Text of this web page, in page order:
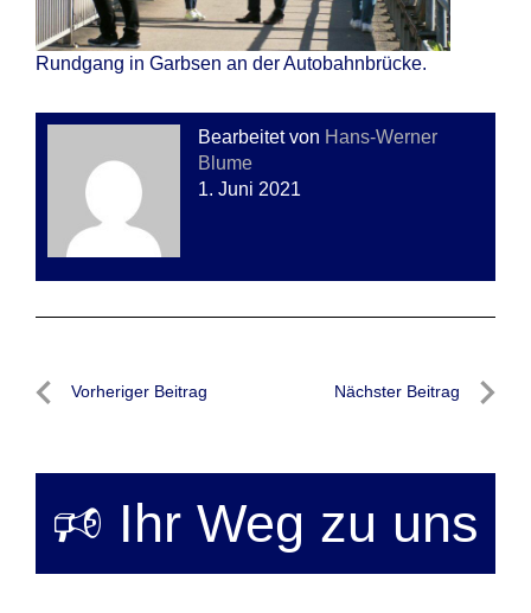
Rundgang in Garbsen an der Autobahnbrücke.
Bearbeitet von Hans-Werner
Blume
1. Juni 2021
Beitragsnavigation
Vorheriger Beitrag Nächster Beitrag
🕫 Ihr Weg zu uns